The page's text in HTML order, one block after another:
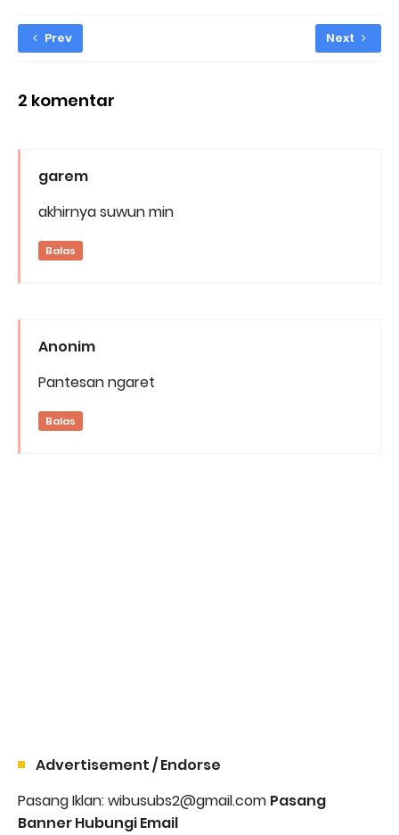
Prev Next
2 komentar
garem
akhirnya suwun min
Balas
Anonim
Pantesan ngaret
Balas
Advertisement / Endorse
Pasang Iklan: wibusubs2@gmail.com Pasang
Banner Hubungi Email